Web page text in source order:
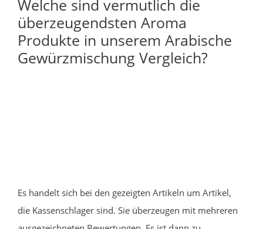
Welche sind vermutlich die
überzeugendsten Aroma
Produkte in unserem Arabische
Gewürzmischung Vergleich?
Es handelt sich bei den gezeigten Artikeln um Artikel,
die Kassenschlager sind. Sie überzeugen mit mehreren